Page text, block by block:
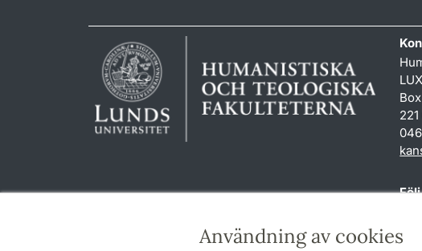
Användning av cookies